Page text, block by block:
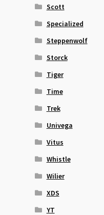
Scott
Specialized
Steppenwolf
Storck
Tiger
Time
Trek
Univega
Vitus
Whistle
Wilier
XDS
YT